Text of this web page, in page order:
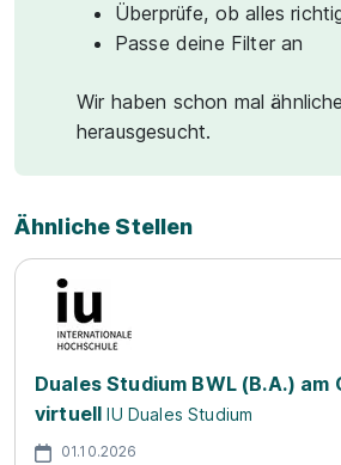
Überprüfe, ob alles
Passe deine Filter an
Wir haben schon mal
herausgesucht.
Ähnliche Stellen
Duales Studium BWL (B.A.) am
virtuell IU Duales Studium
01.10.2026